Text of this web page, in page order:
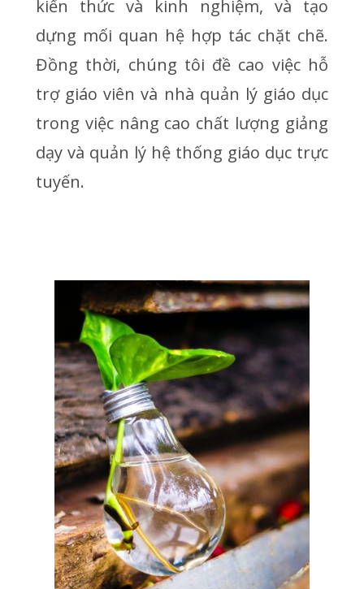
kiến thức và kinh nghiệm, và tạo
dựng mối quan hệ hợp tác chặt chẽ.
Đồng thời, chúng tôi đề cao việc hỗ
trợ giáo viên và nhà quản lý giáo dục
trong việc nâng cao chất lượng giảng
dạy và quản lý hệ thống giáo dục trực
tuyến.